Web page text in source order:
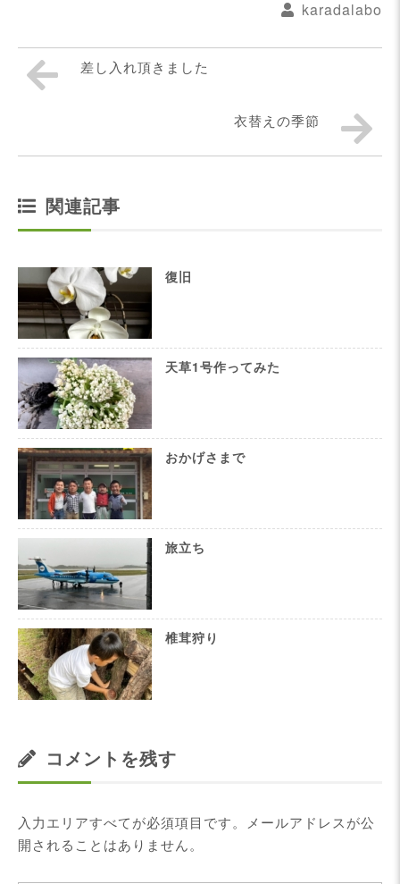
karadalabo
差し入れ頂きました
衣替えの季節
関連記事
復旧
天草1号作ってみた
おかげさまで
旅立ち
椎茸狩り
コメントを残す
入力エリアすべてが必須項目です。メールアドレスが公
開されることはありません。